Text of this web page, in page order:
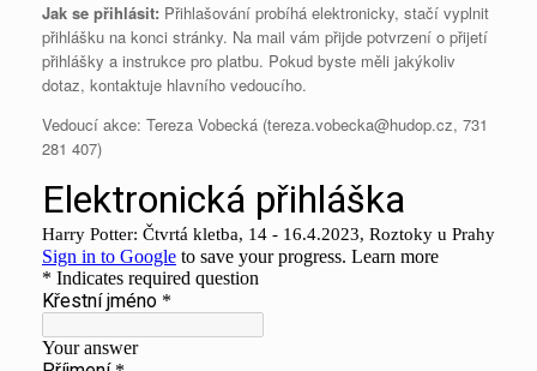
Jak se přihlásit: Přihlašování probíhá elektronicky, stačí vyplnit
přihlášku na konci stránky. Na mail vám přijde potvrzení o přijetí
přihlášky a instrukce pro platbu. Pokud byste měli jakýkoliv
dotaz, kontaktuje hlavního vedoucího.
Vedoucí akce: Tereza Vobecká (tereza.vobecka@hudop.cz, 731
281 407)